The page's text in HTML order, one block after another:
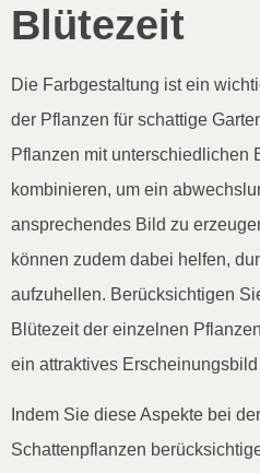
Blütezeit
Die Farbgestaltung ist ein
der Pflanzen für schattige
Pflanzen mit unterschiedlichen
kombinieren, um ein
ansprechendes Bild zu
können zudem dabei helfen,
aufzuhellen. Berücksichtigen
Blütezeit der einzelnen
ein attraktives
Indem Sie diese Aspekte bei
Schattenpflanzen